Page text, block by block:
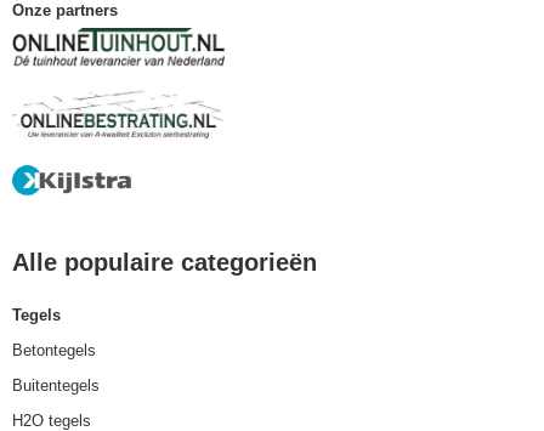
Onze partners
Alle populaire categorieën
Tegels
Betontegels
Buitentegels
H2O tegels